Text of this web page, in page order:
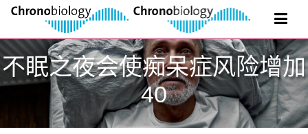
不眠之夜会使痴呆症风险增加
40